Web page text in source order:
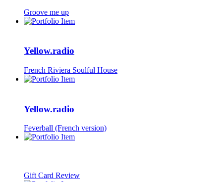
Groove me up
Yellow.radio
French Riviera Soulful House
Yellow.radio
Feverball (French version)
Gift Card Review